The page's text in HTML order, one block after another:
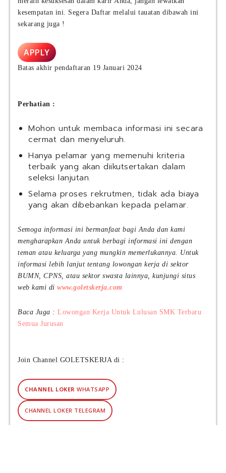
kesempatan ini. Segera Daftar melalui tauatan dibawah ini
sekarang juga !
APPLY
Batas akhir pendaftaran 19 Januari 2024
Perhatian :
Mohon untuk membaca informasi ini secara
cermat dan menyeluruh.
Hanya pelamar yang memenuhi kriteria
terbaik yang akan diikutsertakan dalam
seleksi lanjutan.
Selama proses rekrutmen, tidak ada biaya
yang akan dibebankan kepada pelamar.
Semoga informasi ini bermanfaat bagi Anda dan kami
mengharapkan Anda untuk berbagi informasi ini dengan
teman atau keluarga yang mungkin memerlukannya. Untuk
informasi lebih lanjut tentang lowongan kerja di sektor
BUMN, CPNS, atau sektor swasta lainnya, kunjungi situs
web kami di www.goletskerja.com
Baca Juga : Lowongan Kerja Untuk Lulusan SMK Terbaru
Semua Jurusan
Join Channel GOLETSKERJA di :
CHANNEL LOKER WHATSAPP
CHANNEL LOKER TELEGRAM